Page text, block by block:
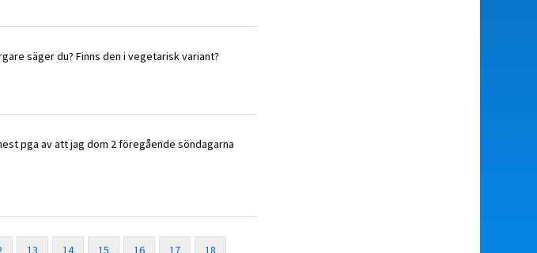
säger du? Finns den i vegetarisk variant?
pga av att jag dom 2 föregående söndagarna
13 14 15 16 17 18